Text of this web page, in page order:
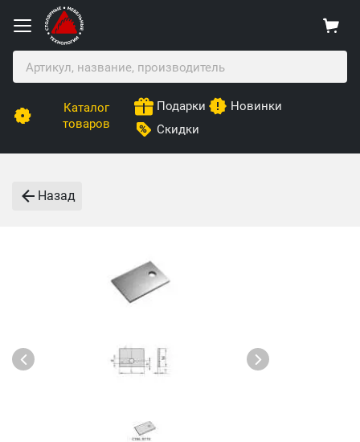
Каталог
товаров
Подарки
Новинки
Скидки
Назад